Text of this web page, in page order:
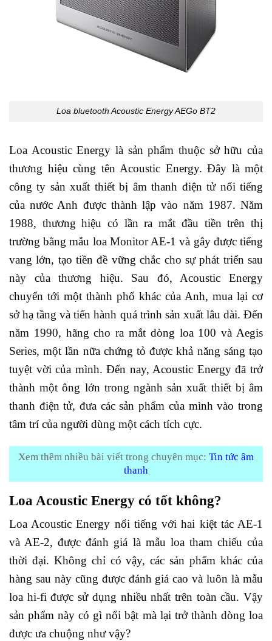
Loa bluetooth Acoustic Energy AEGo BT2
Loa Acoustic Energy là sản phẩm thuộc sở hữu của
thương hiệu cùng tên Acoustic Energy. Đây là một
công ty sản xuất thiết bị âm thanh điện tử nổi tiếng
của nước Anh được thành lập vào năm 1987. Năm
1988, thương hiệu có lần ra mắt đầu tiền trên thị
trường bằng mẫu loa Monitor AE-1 và gây được tiếng
vang lớn, tạo tiền đề vững chắc cho sự phát triển sau
này của thương hiệu. Sau đó, Acoustic Energy
chuyển tới một thành phố khác của Anh, mua lại cơ
sở hạ tầng và tiến hành quá trình sản xuất lâu dài. Đến
năm 1990, hãng cho ra mắt dòng loa 100 và Aegis
Series, một lần nữa chứng tỏ được khả năng sáng tạo
tuyệt vời của mình. Đến nay, Acoustic Energy đã trở
thành một ông lớn trong ngành sản xuất thiết bị âm
thanh điện tử, đưa các sản phẩm của mình vào trong
tâm trí của người dùng một cách tích cực.
Xem thêm nhiều bài viết trong chuyên mục: Tin tức âm
thanh
Loa Acoustic Energy có tốt không?
Loa Acoustic Energy nổi tiếng với hai kiệt tác AE-1
và AE-2, được đánh giá là mẫu loa tham chiếu của
thời đại. Không chỉ có vậy, các sản phẩm khác của
hàng sau này cũng được đánh giá cao và luôn là mẫu
loa hi-fi được sử dụng nhiều nhất trên toàn cầu. Vậy
sản phẩm này có gì nổi bật mà lại trở thành dòng loa
được ưa chuộng như vậy?